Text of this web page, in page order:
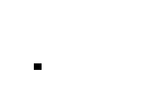
.